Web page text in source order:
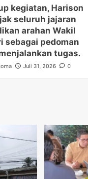
kegiatan, Harison
seluruh jajaran
arahan Wakil
sebagai pedoman
tugas.
Juli 31, 2026 0